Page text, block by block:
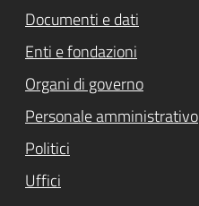
Documenti e dati
Enti e fondazioni
Organi di governo
Personale amministrativo
Politici
Uffici